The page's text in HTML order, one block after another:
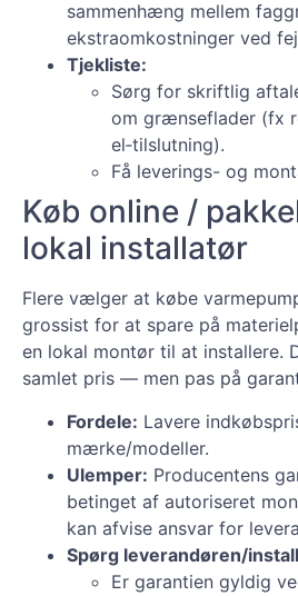
sammenhæng mellem
ekstraomkostninger ved
Tjekliste:
Sørg for skriftlig
om grænseflader (fx
el‑tilslutning).
Få leverings- og
Køb online /
lokal installatør
Flere vælger at købe
grossist for at spare på
en lokal montør til at installere.
samlet pris — men pas på
Fordele: Lavere
mærke/modeller.
Ulemper: Producentens
betinget af autoriseret
kan afvise ansvar for
Spørg leverandøren/
Er garantien gyldig